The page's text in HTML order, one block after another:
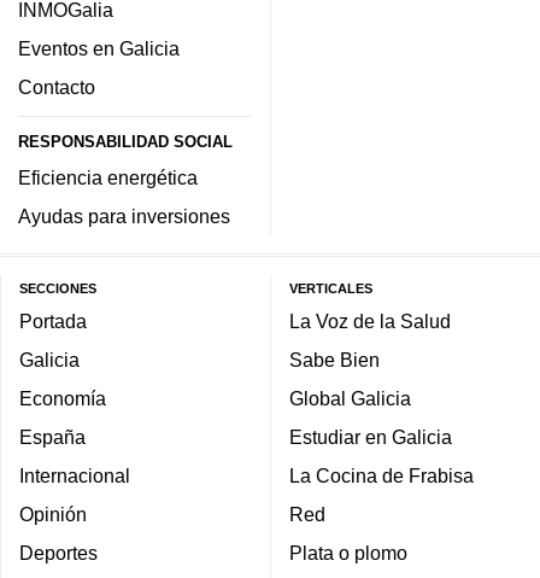
INMOGalia
Eventos en Galicia
Contacto
RESPONSABILIDAD SOCIAL
Eficiencia energética
Ayudas para inversiones
SECCIONES
Portada
Galicia
Economía
España
Internacional
Opinión
Deportes
VERTICALES
La Voz de la Salud
Sabe Bien
Global Galicia
Estudiar en Galicia
La Cocina de Frabisa
Red
Plata o plomo